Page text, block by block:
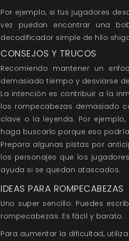
Por ejemplo, si tus jugadores
vez puedan encontrar una
decodificador simple de hilo
CONSEJOS Y TRUCOS
Recomiendo mantener un
demasiado tiempo y desviarse
La intención es contribuir a la
los rompecabezas demasiado
clave o la leyenda. Por
haga buscarlo porque eso
Prepara algunas pistas por
los personajes que los
ayuda si se quedan atascados.
IDEAS PARA ROMPECABEZAS
Uno super sencillo: Puedes
rompecabezas. Es fácil y barato.
Para aumentar la dificultad,